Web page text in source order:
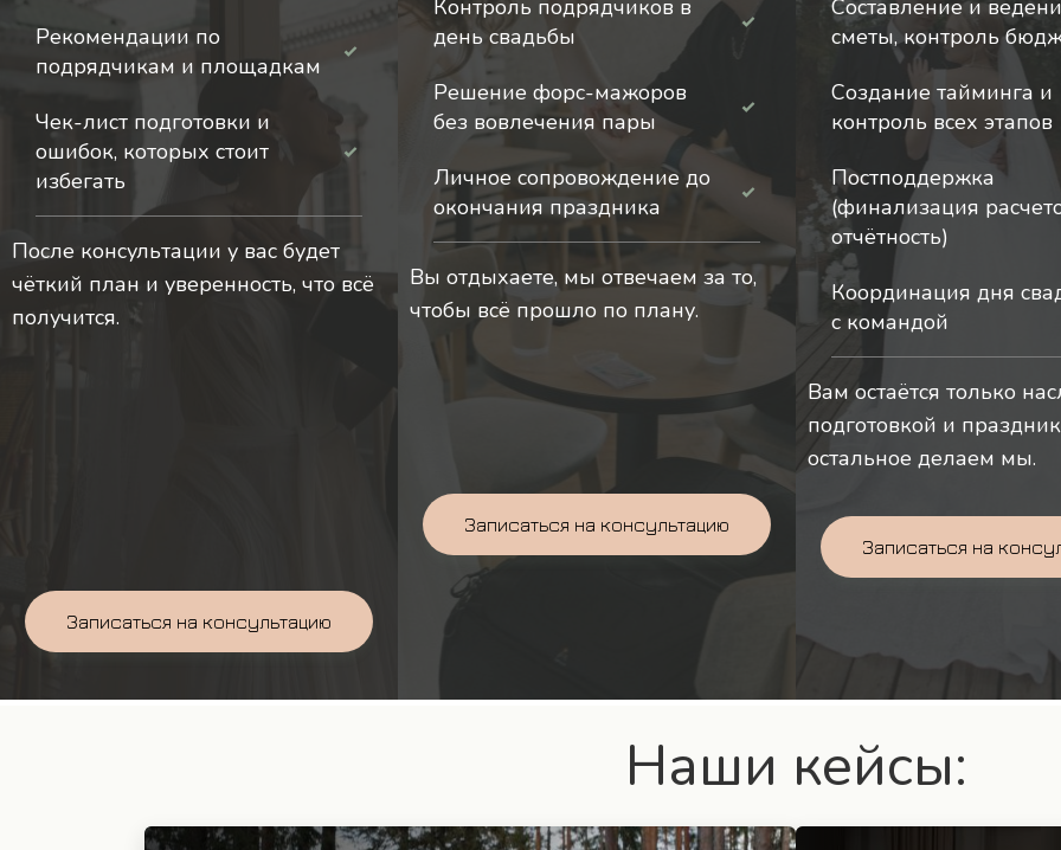
Рекомендации по
подрядчикам и площадкам
Чек-лист подготовки и
ошибок, которых стоит
избегать
После консультации у вас будет
чёткий план и уверенность, что всё
получится.
Записаться на консультацию
Контроль подрядчиков в
день свадьбы
Решение форс-мажоров
без вовлечения пары
Личное сопровождение до
окончания праздника
Вы отдыхаете, мы отвечаем за то,
чтобы всё прошло по плану.
Записаться на консультацию
Составление и
сметы, контроль
Создание тайминга и
контроль всех этапов
Постподдержка
(финализация
отчётность)
Координация дня
с командой
Вам остаётся только
подготовкой и
остальное делаем мы.
Записаться на
Наши кейсы: